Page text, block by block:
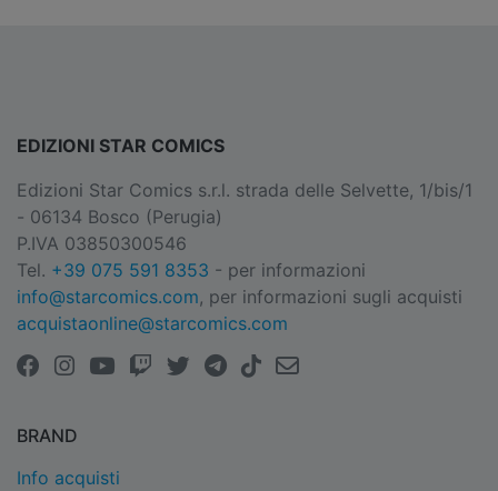
EDIZIONI STAR COMICS
Edizioni Star Comics s.r.l. strada delle Selvette, 1/bis/1
- 06134 Bosco (Perugia)
P.IVA 03850300546
Tel. +39 075 591 8353 - per informazioni
info@starcomics.com, per informazioni sugli acquisti
acquistaonline@starcomics.com
BRAND
Info acquisti